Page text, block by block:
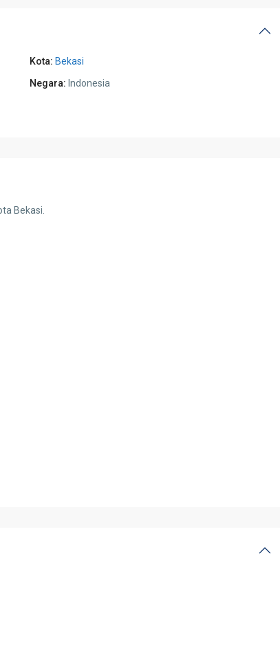
Kota: Bekasi
Negara: Indonesia
Bekasi.